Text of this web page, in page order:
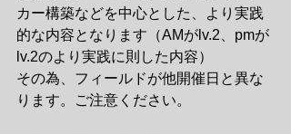
カー構築などを中心とした、より実践
的な内容となります（AMがlv.2、pmが
lv.2のより実践に則した内容）
その為、フィールドが他開催日と異な
ります。ご注意ください。